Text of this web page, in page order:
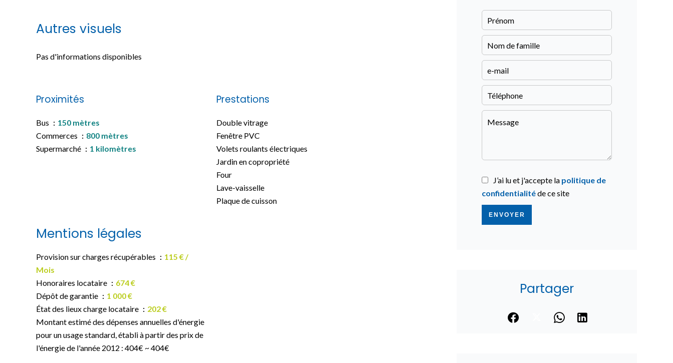
Autres visuels
Pas d'informations disponibles
Proximités
Bus
150 mètres
Commerces
800 mètres
Supermarché
1 kilomètres
Prestations
Double vitrage
Fenêtre PVC
Volets roulants électriques
Jardin en copropriété
Four
Lave-vaisselle
Plaque de cuisson
Mentions légales
Provision sur charges récupérables
115 € /
Mois
Honoraires locataire
674 €
Dépôt de garantie
1 000 €
État des lieux charge locataire
202 €
Montant estimé des dépenses annuelles d'énergie
pour un usage standard, établi à partir des prix de
l'énergie de l'année 2012 : 404€ ~ 404€
J’ai lu et j'accepte la politique de
confidentialitéde ce site
ENVOYER
Partager